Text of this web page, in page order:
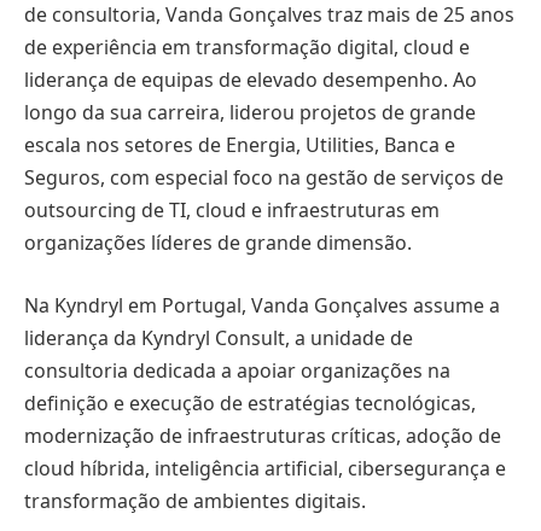
de consultoria, Vanda Gonçalves traz mais de 25 anos
de experiência em transformação digital, cloud e
liderança de equipas de elevado desempenho. Ao
longo da sua carreira, liderou projetos de grande
escala nos setores de Energia, Utilities, Banca e
Seguros, com especial foco na gestão de serviços de
outsourcing de TI, cloud e infraestruturas em
organizações líderes de grande dimensão.
Na Kyndryl em Portugal, Vanda Gonçalves assume a
liderança da Kyndryl Consult, a unidade de
consultoria dedicada a apoiar organizações na
definição e execução de estratégias tecnológicas,
modernização de infraestruturas críticas, adoção de
cloud híbrida, inteligência artificial, cibersegurança e
transformação de ambientes digitais.